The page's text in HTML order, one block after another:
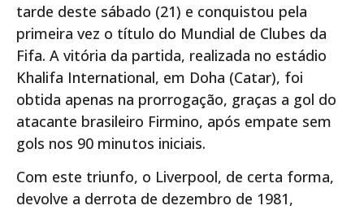
tarde deste sábado (21) e conquistou pela
primeira vez o título do Mundial de Clubes da
Fifa. A vitória da partida, realizada no estádio
Khalifa International, em Doha (Catar), foi
obtida apenas na prorrogação, graças a gol do
atacante brasileiro Firmino, após empate sem
gols nos 90 minutos iniciais.
Com este triunfo, o Liverpool, de certa forma,
devolve a derrota de dezembro de 1981,